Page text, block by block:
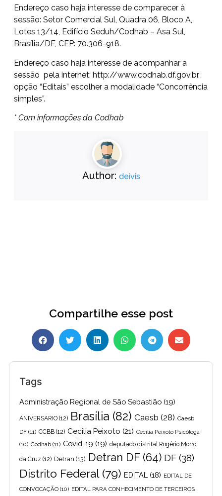
Endereço caso haja interesse de comparecer à
sessão: Setor Comercial Sul, Quadra 06, Bloco A,
Lotes 13/14, Edifício Seduh/Codhab – Asa Sul,
Brasília/DF, CEP: 70.306-918.
Endereço caso haja interesse de acompanhar a
sessão pela internet: http://www.codhab.df.gov.br,
opção “Editais” escolher a modalidade “Concorrência
simples”.
* Com informações da Codhab
Author: deivis
Compartilhe esse post
Tags
Administração Regional de São Sebastião (19)
ANIVERSARIO (12) Brasília (82) Caesb (28) Caesb
DF (11) CCBB (12) Cecilia Peixoto (21) Cecília Peixoto Psicóloga
(10) Codhab (11) Covid-19 (19) deputado distrital Rogério Morro
da Cruz (12) Detran (13) Detran DF(64) DF (38)
Distrito Federal(79) EDITAL (18) EDITAL DE
CONVOCAÇÃO (10) EDITAL PARA CONHECIMENTO DE TERCEIROS